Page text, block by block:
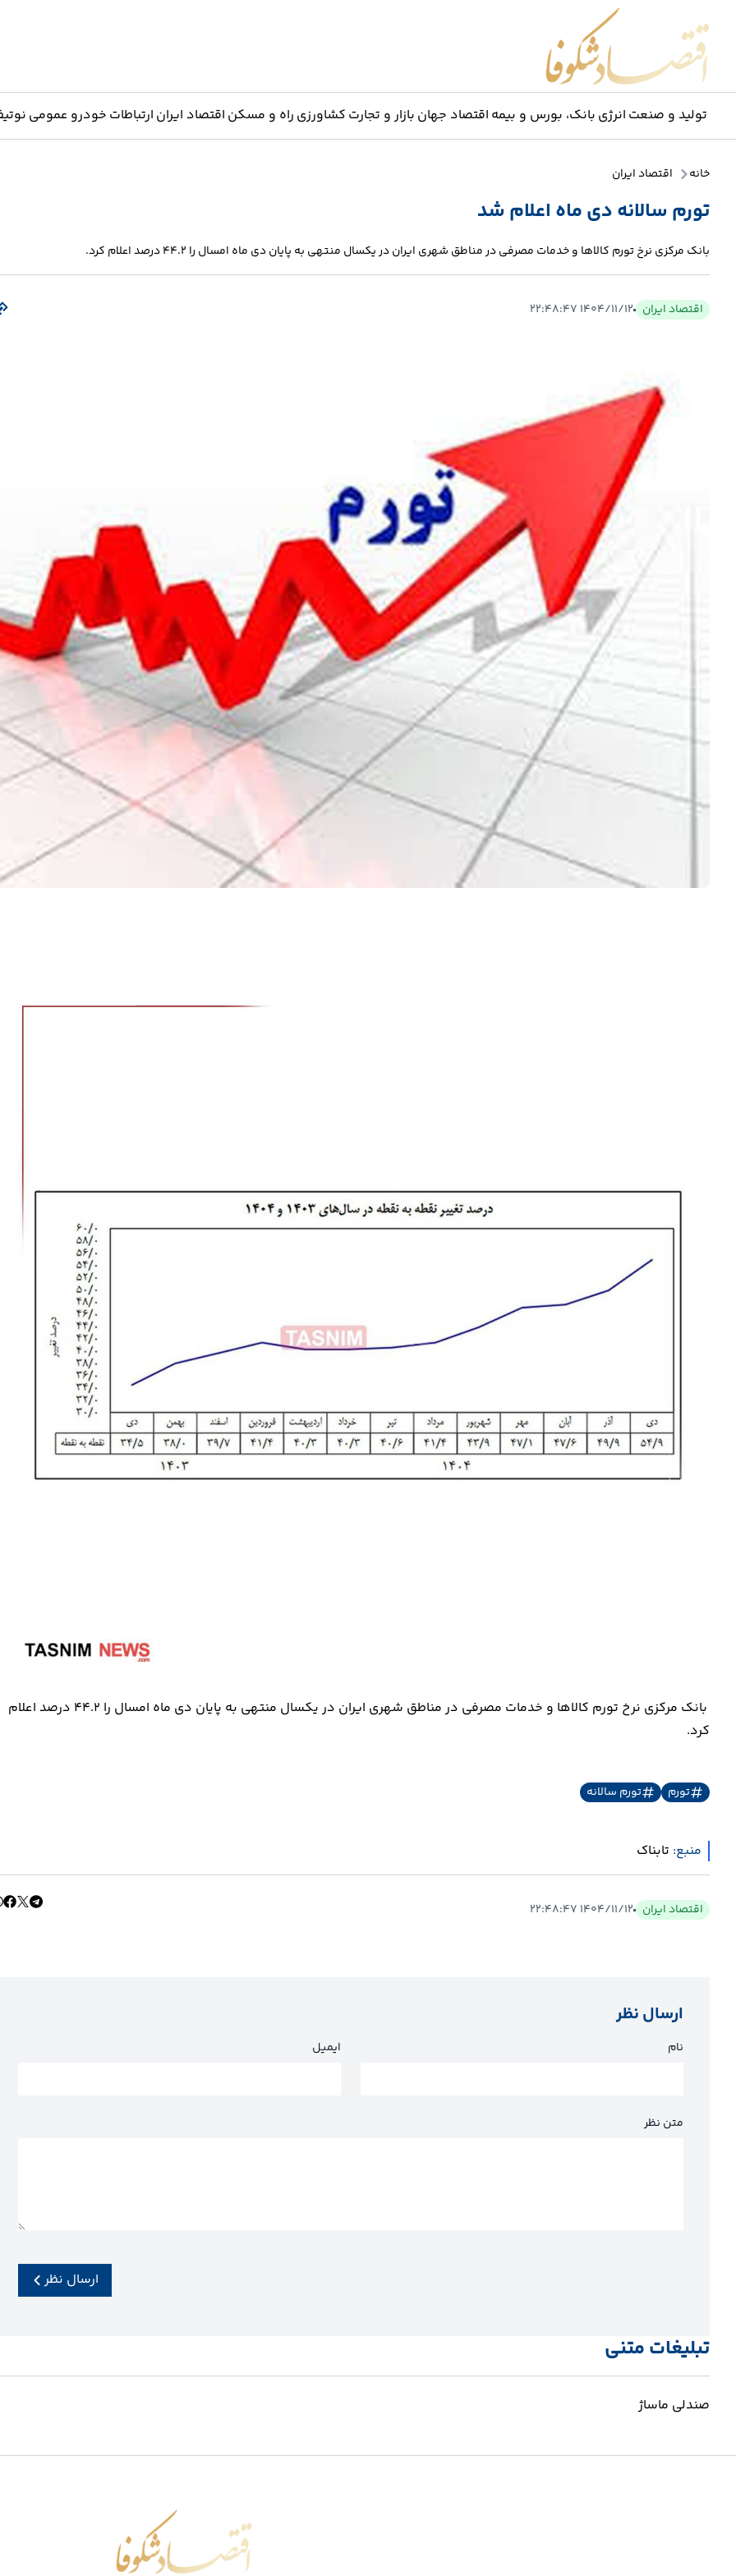
تولید و صنعت انرژی بانک، بورس و بیمه اقتصاد جهان بازار و تجارت کشاورزی راه و مسکن اقتصاد ایران ارتباطات خودرو عمومی
خانه اقتصاد ایران
تورم سالانه دی ماه اعلام شد
بانک مرکزی نرخ تورم کالاها و خدمات مصرفی در مناطق شهری ایران در یکسال منتهی به پایان دی ماه امسال را ۴۴.۲ درصد اعلام کرد.
اقتصاد ایران ۱۴۰۴/۱۱/۱۲ ۲۲:۴۸:۴۷
بانک مرکزی نرخ تورم کالاها و خدمات مصرفی در مناطق شهری ایران در یکسال منتهی به پایان دی ماه امسال را ۴۴.۲ درصد اعلام
کرد.
تورم تورم سالانه
منبع: تابناک
اقتصاد ایران ۱۴۰۴/۱۱/۱۲ ۲۲:۴۸:۴۷
ارسال نظر
نام ایمیل
متن نظر
ارسال نظر
تبلیغات متنی
صندلی ماساژ
اقتصاد شکوفا